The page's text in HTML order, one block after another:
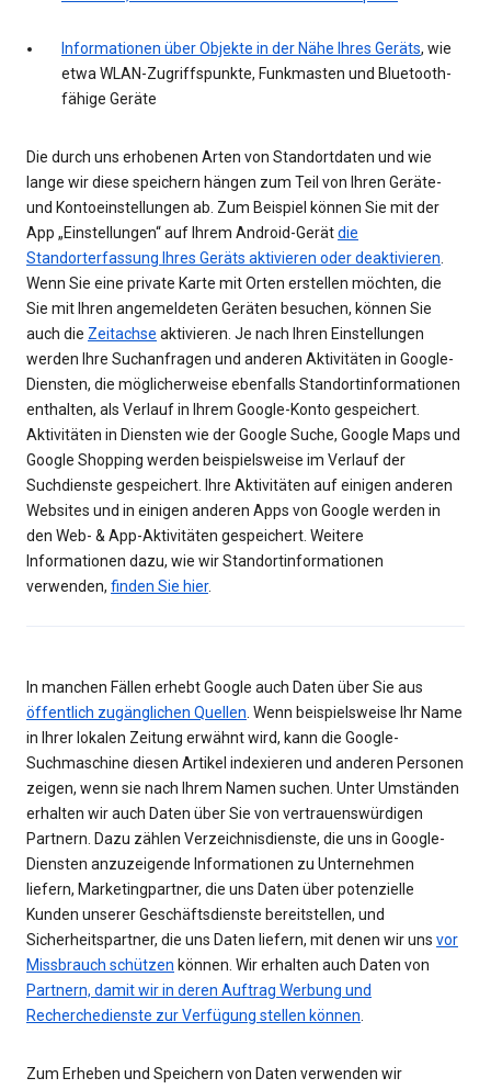
Informationen über Objekte in der Nähe Ihres Geräts, wie
etwa WLAN-Zugriffspunkte, Funkmasten und Bluetooth-
fähige Geräte
Die durch uns erhobenen Arten von Standortdaten und wie
lange wir diese speichern hängen zum Teil von Ihren Geräte-
und Kontoeinstellungen ab. Zum Beispiel können Sie mit der
App „Einstellungen“ auf Ihrem Android-Gerätdie
Standorterfassung Ihres Geräts aktivieren oder deaktivieren
Wenn Sie eine private Karte mit Orten erstellen möchten, die
Sie mit Ihren angemeldeten Geräten besuchen, können Sie
auch die Zeitachse aktivieren. Je nach Ihren Einstellungen
werden Ihre Suchanfragen und anderen Aktivitäten in Google-
Diensten, die möglicherweise ebenfalls Standortinformationen
enthalten, als Verlauf in Ihrem Google-Konto gespeichert.
Aktivitäten in Diensten wie der Google Suche, Google Maps und
Google Shopping werden beispielsweise im Verlauf der
Suchdienste gespeichert. Ihre Aktivitäten auf einigen anderen
Websites und in einigen anderen Apps von Google werden in
den Web- & App-Aktivitäten gespeichert. Weitere
Informationen dazu, wie wir Standortinformationen
verwenden, finden Sie hier.
In manchen Fällen erhebt Google auch Daten über Sie aus
öffentlich zugänglichen Quellen . Wenn beispielsweise Ihr Name
in Ihrer lokalen Zeitung erwähnt wird, kann die Google-
Suchmaschine diesen Artikel indexieren und anderen Personen
zeigen, wenn sie nach Ihrem Namen suchen. Unter Umständen
erhalten wir auch Daten über Sie von vertrauenswürdigen
Partnern. Dazu zählen Verzeichnisdienste, die uns in Google-
Diensten anzuzeigende Informationen zu Unternehmen
liefern, Marketingpartner, die uns Daten über potenzielle
Kunden unserer Geschäftsdienste bereitstellen, und
Sicherheitspartner, die uns Daten liefern, mit denen wir uns vor
Missbrauch schützen können. Wir erhalten auch Daten von
Partnern, damit wir in deren Auftrag Werbung und
Recherchedienste zur Verfügung stellen können
Zum Erheben und Speichern von Daten verwenden wir